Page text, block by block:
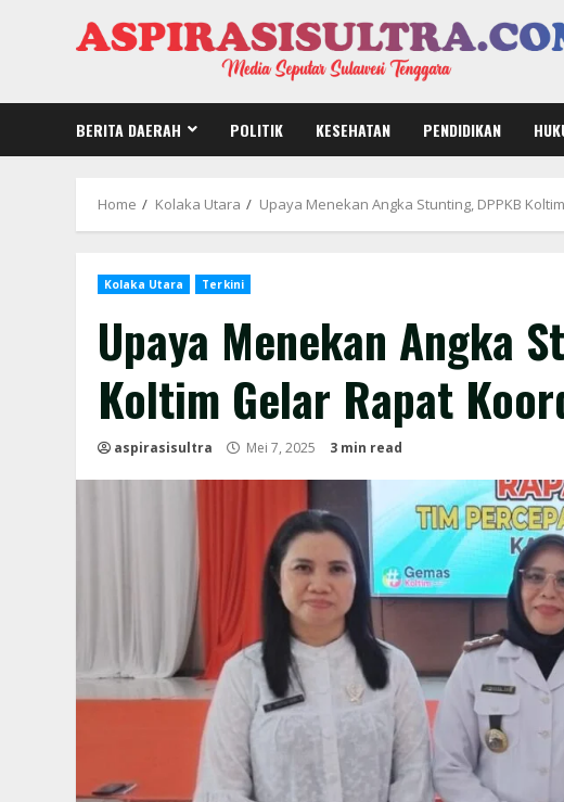
BERITA DAERAH POLITIK KESEHATAN PENDIDIKAN
Home Kolaka Utara Upaya Menekan Angka Stunting, DPPKB
Kolaka Utara Terkini
Upaya Menekan Angka
Koltim Gelar Rapat
aspirasisultra Mei 7, 2025 3 min read